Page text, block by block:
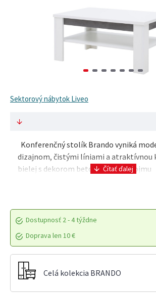
Sektorový nábytok Liveo
Konferenčný stolík Brando vyniká
dizajnom, čistými líniami a atraktívnou
bielej s dekorom betónu. Vďaka svojmu
Dostupnosť 2 - 4 týždne
Doprava len 10 €
Celá kolekcia BRANDO